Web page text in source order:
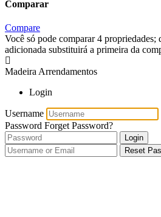
Comparar
Compare
Você só pode comparar 4
adicionada substituirá a primeira da
Madeira Arrendamentos
Login
Username
Password Forget Password?
Login
Reset